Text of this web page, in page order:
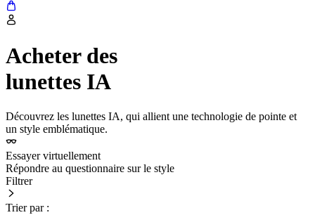
Acheter des
lunettes IA
Découvrez les lunettes IA, qui allient une technologie de pointe et
un style emblématique.
Essayer virtuellement
Répondre au questionnaire sur le style
Filtrer
Trier par :